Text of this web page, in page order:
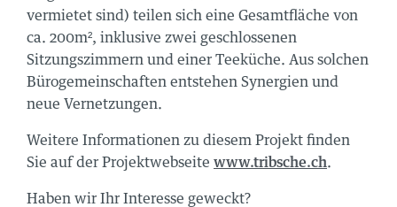
141
00 50
diesen Code
vermietet sind) teilen sich eine Gesamtfläche von
ca. 200m², inklusive zwei geschlossenen
Sitzungszimmern und einer Teeküche. Aus solchen
Bürogemeinschaften entstehen Synergien und
neue Vernetzungen.
Weitere Informationen zu diesem Projekt finden
Sie auf der Projektwebseite www.tribsche.ch.
Haben wir Ihr Interesse geweckt?